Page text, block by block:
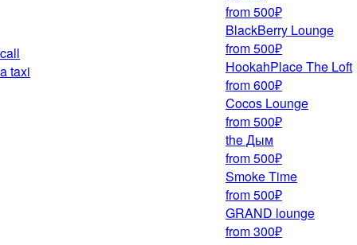
call
a taxi
from 500₽
BlackBerry Lounge
from 500₽
HookahPlace The Loft
from 600₽
Cocos Lounge
from 500₽
the Дым
from 500₽
Smoke Time
from 500₽
GRAND lounge
from 300₽